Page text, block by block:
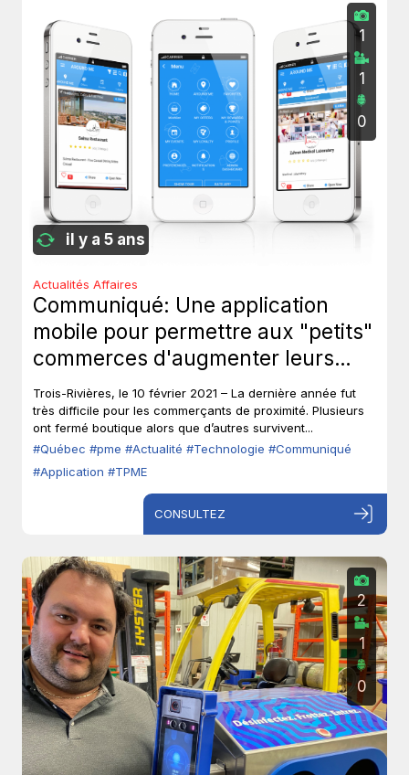
il y a 5 ans
1
1
0
Actualités Affaires
Communiqué: Une application
mobile pour permettre aux "petits"
commerces d'augmenter leurs
revenus.
Trois-Rivières, le 10 février 2021 – La dernière année fut
très difficile pour les commerçants de proximité. Plusieurs
ont fermé boutique alors que d’autres survivent...
#Québec #pme #Actualité #Technologie #Communiqué
#Application #TPME
CONSULTEZ
2
1
0